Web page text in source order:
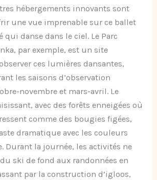
hébergements innovants sont
une vue imprenable sur ce ballet
danse dans le ciel. Le Parc
par exemple, est un site
ces lumières dansantes,
les saisons d’observation
novembre et mars-avril. Le
avec des forêts enneigées où
comme des bougies figées,
dramatique avec les couleurs
Durant la journée, les activités ne
ski de fond aux randonnées en
par la construction d’igloos,